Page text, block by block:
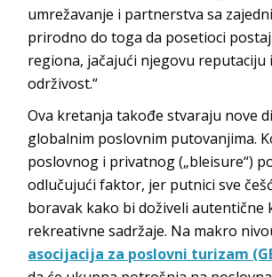
umrežavanje i partnerstva sa
prirodno do toga da posetioci
regiona, jačajući njegovu reputaciju
održivost.“
Ova kretanja takođe stvaraju nove
globalnim poslovnim putovanjima.
poslovnog i privatnog („bleisure“)
odlučujući faktor, jer putnici sve
boravak kako bi doživeli autentične
rekreativne sadržaje. Na makro
asocijacija za poslovni turizam